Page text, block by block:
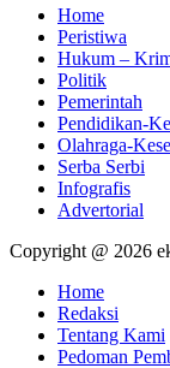
Home
Peristiwa
Hukum –
Politik
Pemerintah
Pendidikan-
Olahraga-
Serba Serbi
Infografis
Advertorial
Copyright @ 2026
Home
Redaksi
Tentang Kami
Pedoman